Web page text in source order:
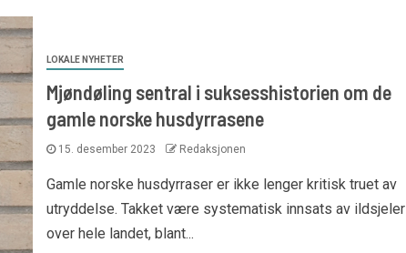
LOKALE NYHETER
Mjøndøling sentral i suksesshistorien om de
gamle norske husdyrrasene
15. desember 2023 Redaksjonen
Gamle norske husdyrraser er ikke lenger kritisk truet av
utryddelse. Takket være systematisk innsats av ildsjeler
over hele landet, blant...